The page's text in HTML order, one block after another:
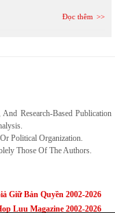
Đọc thêm
Research-Based Publication
Political Organization.
Those Of The Authors.
Giữ Bản Quyền 2002-2026
Luu Magazine 2002-2026